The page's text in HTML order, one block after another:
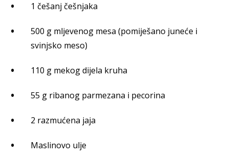
1 češanj češnjaka
500 g mljevenog mesa (pomiješano juneće i
svinjsko meso)
110 g mekog dijela kruha
55 g ribanog parmezana i pecorina
2 razmućena jaja
Maslinovo ulje